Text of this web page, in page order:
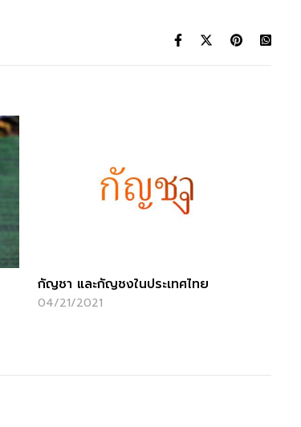
กัญชา และกัญชงในประเทศไทย
04/21/2021